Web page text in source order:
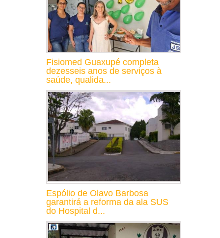
Fisiomed Guaxupé completa
dezesseis anos de serviços à
saúde, qualida...
Espólio de Olavo Barbosa
garantirá a reforma da ala SUS
do Hospital d...